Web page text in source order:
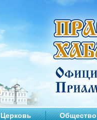
Церковь Общество